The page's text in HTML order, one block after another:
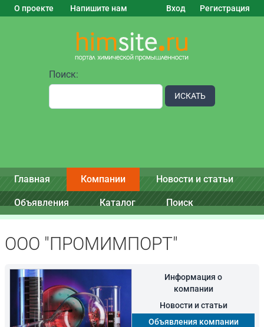
О проекте Напишите нам Вход Регистрация
Поиск:
ИСКАТЬ
Главная Компании Новости и статьи
Объявления Каталог Поиск
ООО "ПРОМИМПОРТ"
Информация о
компании
Новости и статьи
Объявления компании